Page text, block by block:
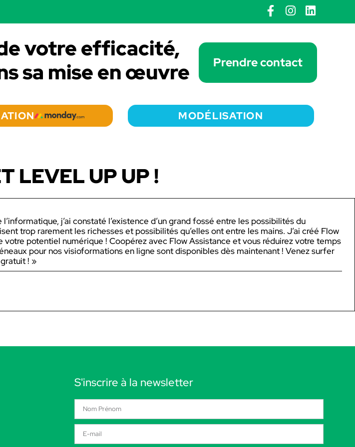
votre efficacité,
sa mise en œuvre Prendre contact
MODÉLISATION
LEVEL UP UP !
j’ai constaté l’existence d’un grand fossé entre les possibilités du
trop rarement les richesses et possibilités qu’elles ont entre les mains. J’ai créé Flow
potentiel numérique ! Coopérez avec Flow Assistance et vous réduirez votre temps
pour nos visioformations en ligne sont disponibles dès maintenant ! Venez surfer
! »
S'inscrire à la newsletter